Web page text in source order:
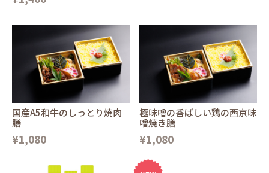
国産A5和牛のしっとり焼肉
膳
¥1,080
極味噌の香ばしい鶏の西京味
噌焼き膳
¥1,080